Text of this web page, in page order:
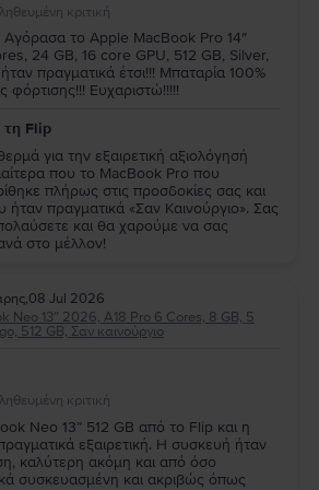
κριτική
Αγόρασα το Apple MacBook Pro 14″
24 GB, 16 core GPU, 512 GB, Silver,
πραγματικά έτσι!!! Μπαταρία 100%
φόρτισης!!! Ευχαριστώ!!!!!
Flip
για την εξαιρετική αξιολόγησή
που το MacBook Pro που
πλήρως στις προσδοκίες σας και
ήταν πραγματικά «Σαν Καινούργιο». Σας
και θα χαρούμε να σας
στο μέλλον!
,08 Jul 2026
Neo 13″ 2026, A18 Pro 6 Cores, 8 GB, 5
512 GB, Σαν καινούργιο
κριτική
Neo 13” 512 GB από το Flip και η
εξαιρετική. Η συσκευή ήταν
καλύτερη ακόμη και από όσο
συσκευασμένη και ακριβώς όπως